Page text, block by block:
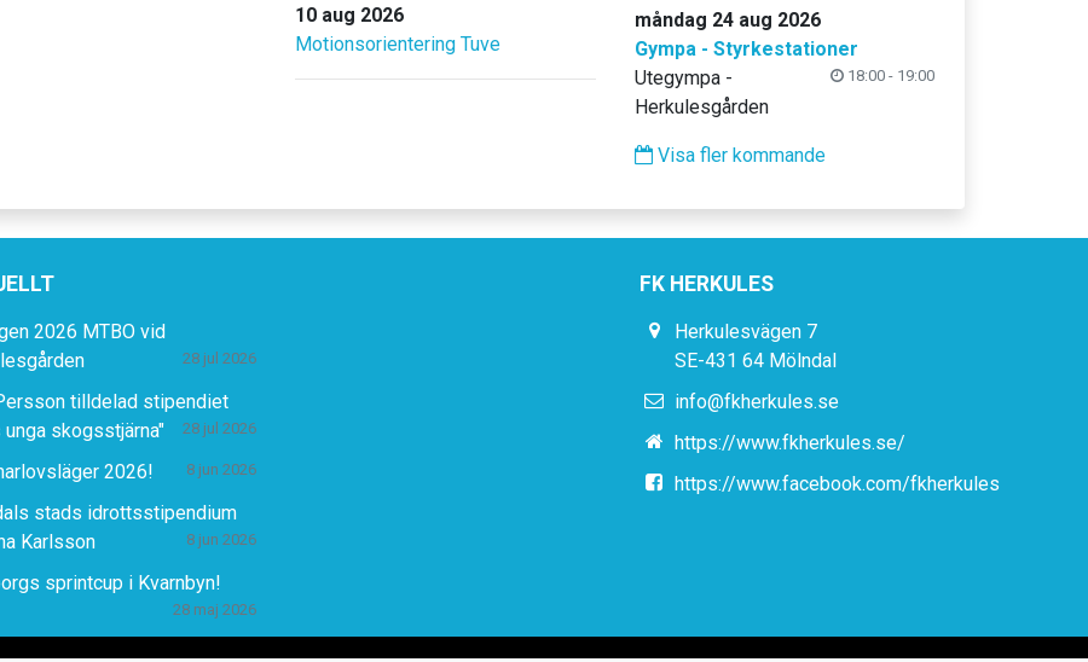
10 aug 2026
Motionsorientering Tuve
måndag 24 aug 2026
Gympa - Styrkestationer
18:00 - 19:00
Utegympa -
Herkulesgården
Visa fler kommande
2026 MTBO vid
28 jul 2026
tilldelad stipendiet
unga skogsstjärna"
28 jul 2026
2026! 8 jun 2026
stads idrottsstipendium
Karlsson
8 jun 2026
sprintcup i Kvarnbyn!
28 maj 2026
FK HERKULES
Herkulesvägen 7
SE-431 64 Mölndal
info@fkherkules.se
https://www.fkherkules.se/
https://www.facebook.com/fkherkules